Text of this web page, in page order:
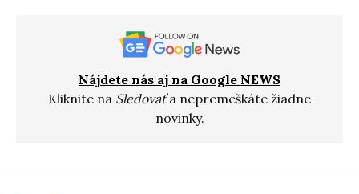
Nájdete nás aj na Google NEWS
Kliknite na Sledovaťa nepremeškáte žiadne
novinky.